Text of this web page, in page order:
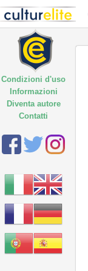
Condizioni d'uso
Informazioni
Diventa autore
Contatti